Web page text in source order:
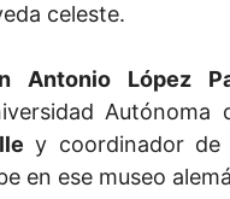
celeste.
Antonio López
Autónoma
y coordinador de
en ese museo